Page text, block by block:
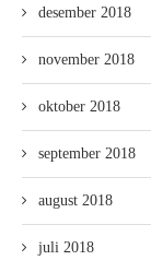
desember 2018
november 2018
oktober 2018
september 2018
august 2018
juli 2018